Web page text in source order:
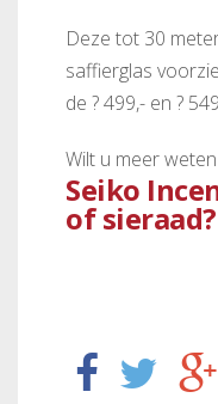
Deze tot 30
saffierglas
de ? 499,- en ?
Wilt u meer
Seiko
of sieraad?